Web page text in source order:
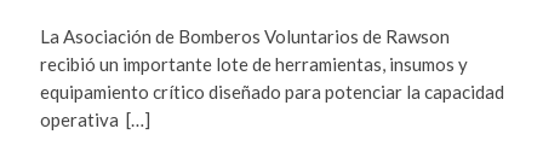
La Asociación de Bomberos Voluntarios de Rawson
recibió un importante lote de herramientas, insumos y
equipamiento crítico diseñado para potenciar la capacidad
operativa […]